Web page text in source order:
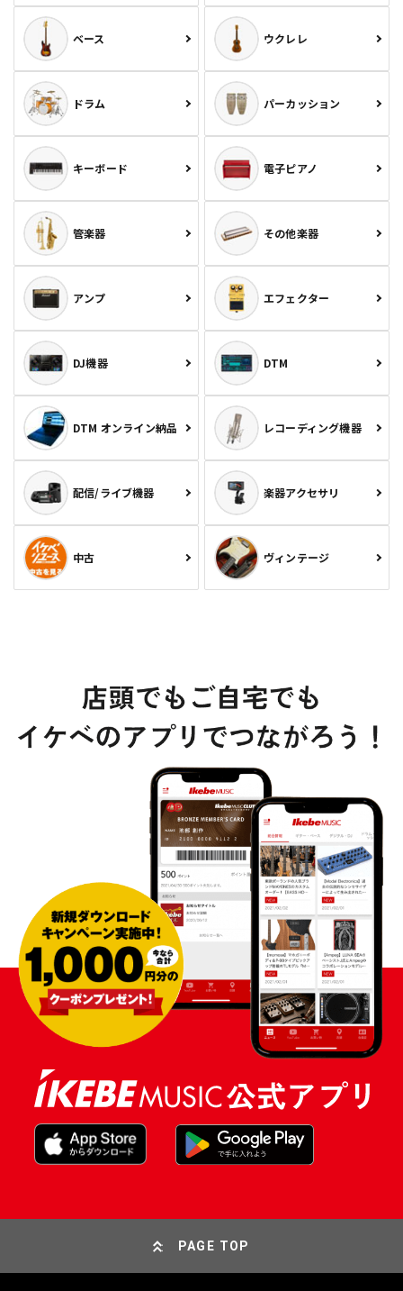
ベース ウクレレ
ドラム パーカッション
キーボード 電子ピアノ
管楽器 その他楽器
アンプ エフェクター
DJ機器 DTM
DTM オンライン納品 レコーディング機器
配信/ライブ機器 楽器アクセサリ
中古 ヴィンテージ
PAGE TOP